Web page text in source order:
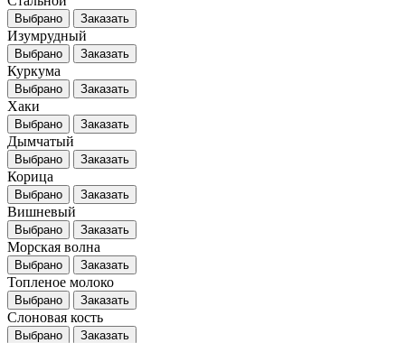
Выбрано Заказать
Изумрудный
Выбрано Заказать
Куркума
Выбрано Заказать
Хаки
Выбрано Заказать
Дымчатый
Выбрано Заказать
Корица
Выбрано Заказать
Вишневый
Выбрано Заказать
Морская волна
Выбрано Заказать
Топленое молоко
Выбрано Заказать
Слоновая кость
Выбрано Заказать